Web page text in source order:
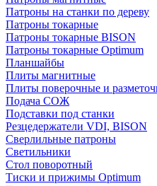
Патроны на станки по дереву
Патроны токарные
Патроны токарные BISON
Патроны токарные Optimum
Планшайбы
Плиты магнитные
Плиты поверочные и
Подача СОЖ
Подставки под станки
Резцедержатели VDI, BISON
Сверлильные патроны
Светильники
Стол поворотный
Тиски и прижимы Optimum